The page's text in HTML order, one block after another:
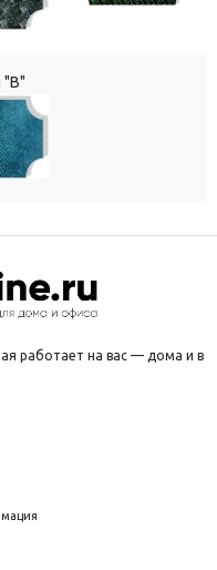
"В"
работает на вас — дома и в